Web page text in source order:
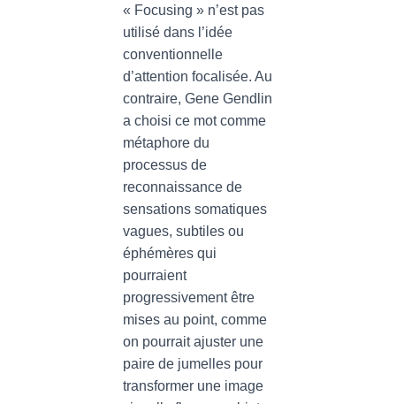
« Focusing » n’est pas
utilisé dans l’idée
conventionnelle
d’attention focalisée. Au
contraire, Gene Gendlin
a choisi ce mot comme
métaphore du
processus de
reconnaissance de
sensations somatiques
vagues, subtiles ou
éphémères qui
pourraient
progressivement être
mises au point, comme
on pourrait ajuster une
paire de jumelles pour
transformer une image